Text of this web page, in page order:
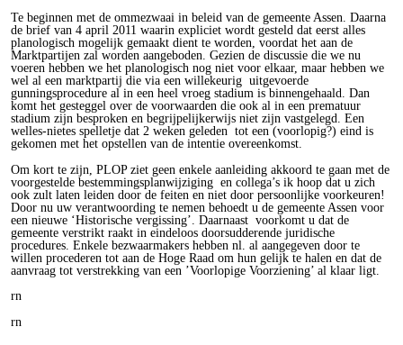
Te beginnen met de ommezwaai in beleid van de gemeente Assen. Daarna
de brief van 4 april 2011 waarin expliciet wordt gesteld dat eerst alles
planologisch mogelijk gemaakt dient te worden, voordat het aan de
Marktpartijen zal worden aangeboden. Gezien de discussie die we nu
voeren hebben we het planologisch nog niet voor elkaar, maar hebben we
wel al een marktpartij die via een willekeurig uitgevoerde
gunningsprocedure al in een heel vroeg stadium is binnengehaald. Dan
komt het gesteggel over de voorwaarden die ook al in een prematuur
stadium zijn besproken en begrijpelijkerwijs niet zijn vastgelegd. Een
welles-nietes spelletje dat 2 weken geleden tot een (voorlopig?) eind is
gekomen met het opstellen van de intentie overeenkomst.
Om kort te zijn, PLOP ziet geen enkele aanleiding akkoord te gaan met de
voorgestelde bestemmingsplanwijziging en collega’s ik hoop dat u zich
ook zult laten leiden door de feiten en niet door persoonlijke voorkeuren!
Door nu uw verantwoording te nemen behoedt u de gemeente Assen voor
een nieuwe ‘Historische vergissing’. Daarnaast voorkomt u dat de
gemeente verstrikt raakt in eindeloos doorsudderende juridische
procedures. Enkele bezwaarmakers hebben nl. al aangegeven door te
willen procederen tot aan de Hoge Raad om hun gelijk te halen en dat de
aanvraag tot verstrekking van een ’Voorlopige Voorziening’ al klaar ligt.
rn
rn